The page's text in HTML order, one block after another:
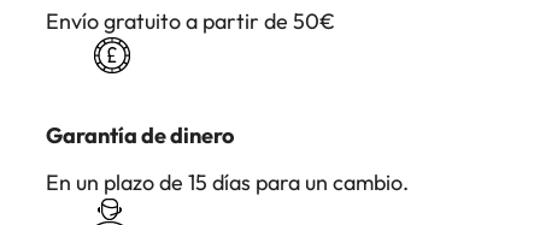
Envío gratuito a partir de 50€
Garantía de dinero
En un plazo de 15 días para un cambio.